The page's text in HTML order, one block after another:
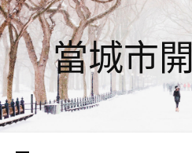
當城市